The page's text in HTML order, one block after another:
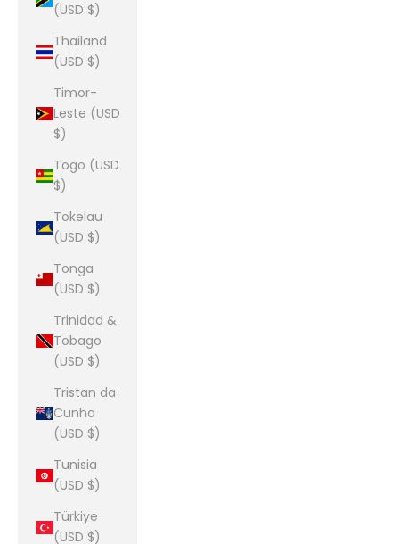
(USD $)
Thailand
(USD $)
Timor-
Leste (USD
$)
Togo (USD
$)
Tokelau
(USD $)
Tonga
(USD $)
Trinidad &
Tobago
(USD $)
Tristan da
Cunha
(USD $)
Tunisia
(USD $)
Türkiye
(USD $)